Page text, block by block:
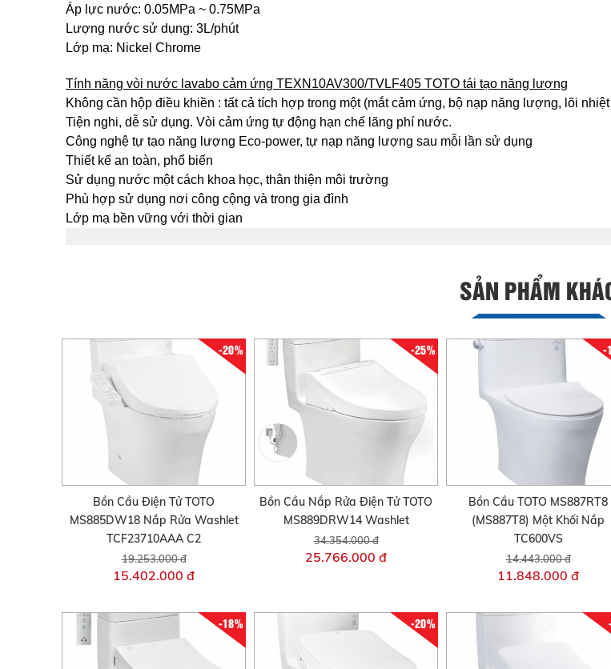
Áp lực nước: 0.05MPa ~ 0.75MPa
Lượng nước sử dụng: 3L/phút
Lớp mạ: Nickel Chrome
Tính năng vòi nước lavabo cảm ứng TEXN10AV300/TVLF405 TOTO tái tạo năng lượng
Không cần hộp điều khiền : tất cả tích hợp trong một (mắt cảm ứng, bộ nạp năng lượng, lõi nhiệt
Tiện nghi, dễ sử dụng. Vòi cảm ứng tự động hạn chế lãng phí nước.
Công nghệ tự tạo năng lượng Eco-power, tự nạp năng lượng sau mỗi lần sử dụng
Thiết kế an toàn, phổ biến
Sử dụng nước một cách khoa học, thân thiện môi trường
Phù hợp sử dụng nơi công cộng và trong gia đình
Lớp mạ bền vững với thời gian
SẢN PHẨM
-20%
Bồn Cầu Điện Tử TOTO
MS885DW18 Nắp Rửa Washlet
TCF23710AAA C2
19.253.000 đ
15.402.000 đ
-25%
Bồn Cầu Nắp Rửa Điện Tử TOTO
MS889DRW14 Washlet
34.354.000 đ
25.766.000 đ
-
Bồn Cầu TOTO MS887RT8
(MS887T8) Một Khối Nắp
TC600VS
14.443.000 đ
11.848.000 đ
-18% -20%